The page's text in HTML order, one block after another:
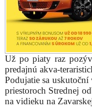
Už po piaty raz
predajnú akva-
Podujatie sa
priestoroch Strednej
na vidieku na